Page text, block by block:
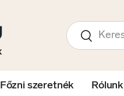
Keresés
Keresés
Főzni szeretnék Rólunk